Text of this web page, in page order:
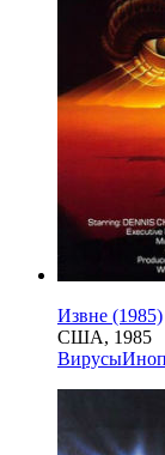
Извне (1985)
США, 1985
Вирусы